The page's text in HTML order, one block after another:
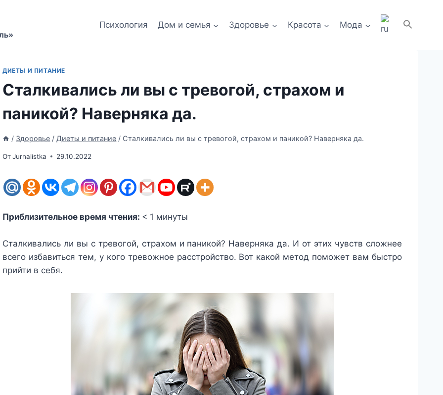
Психология Дом и семья Здоровье Красота Мода
ДИЕТЫ И ПИТАНИЕ
Сталкивались ли вы с тревогой, страхом и
паникой? Наверняка да.
/ Здоровье / Диеты и питание / Сталкивались ли вы с тревогой, страхом и паникой? Наверняка да.
ОтJurnalistka 29.10.2022
Приблизительное время чтения: < 1 минуты
Сталкивались ли вы с тревогой, страхом и паникой? Наверняка да. И от этих чувств сложнее
всего избавиться тем, у кого тревожное расстройство. Вот какой метод поможет вам быстро
прийти в себя.